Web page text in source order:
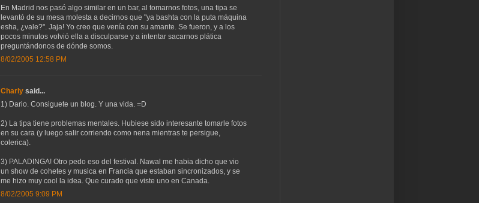
En Madrid nos pasó algo similar en un bar, al tomarnos fotos, una tipa se
levantó de su mesa molesta a decirnos que "ya bashta con la puta máquina
esha, ¿vale?". Jaja! Yo creo que venía con su amante. Se fueron, y a los
pocos minutos volvió ella a disculparse y a intentar sacarnos plática
preguntándonos de dónde somos.
8/02/2005 12:58 PM
Charly said...
1) Dario. Consiguete un blog. Y una vida. =D
2) La tipa tiene problemas mentales. Hubiese sido interesante tomarle fotos
en su cara (y luego salir corriendo como nena mientras te persigue,
colerica).
3) PALADINGA! Otro pedo eso del festival. Nawal me habia dicho que vio
un show de cohetes y musica en Francia que estaban sincronizados, y se
me hizo muy cool la idea. Que curado que viste uno en Canada.
8/02/2005 9:09 PM